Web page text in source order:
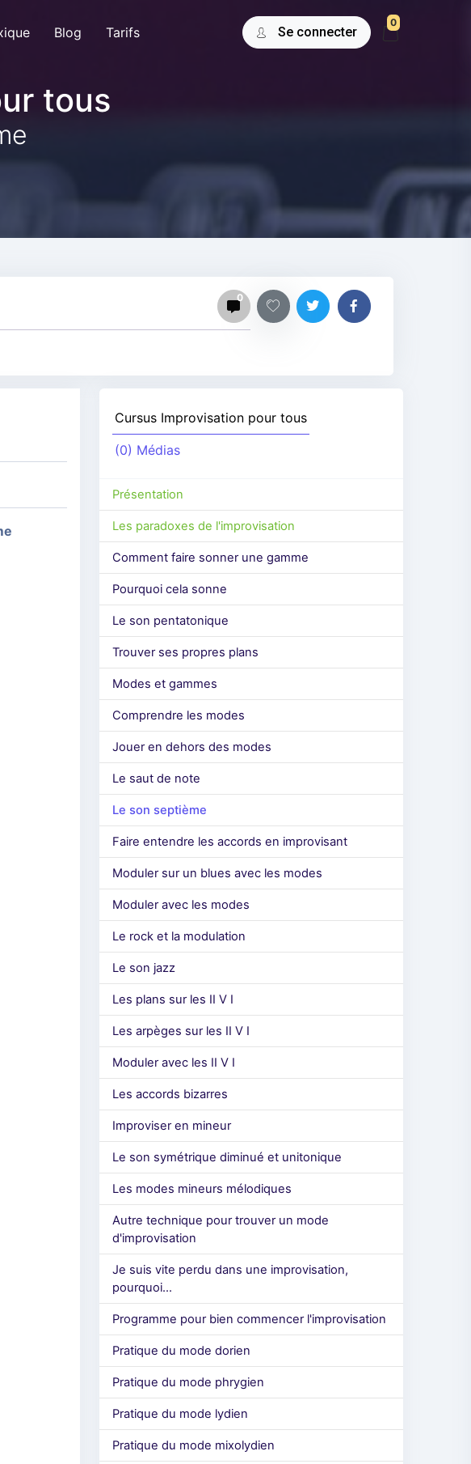
Blog Tarifs Se connecter
0
tous
0
Cursus Improvisation pour tous
(0) Médias
Présentation
Les paradoxes de l'improvisation
Comment faire sonner une gamme
Pourquoi cela sonne
Le son pentatonique
Trouver ses propres plans
Modes et gammes
Comprendre les modes
Jouer en dehors des modes
Le saut de note
Le son septième
Faire entendre les accords en improvisant
Moduler sur un blues avec les modes
Moduler avec les modes
Le rock et la modulation
Le son jazz
Les plans sur les II V I
Les arpèges sur les II V I
Moduler avec les II V I
Les accords bizarres
Improviser en mineur
Le son symétrique diminué et unitonique
Les modes mineurs mélodiques
Autre technique pour trouver un mode
d'improvisation
Je suis vite perdu dans une improvisation,
pourquoi...
Programme pour bien commencer l'improvisation
Pratique du mode dorien
Pratique du mode phrygien
Pratique du mode lydien
Pratique du mode mixolydien